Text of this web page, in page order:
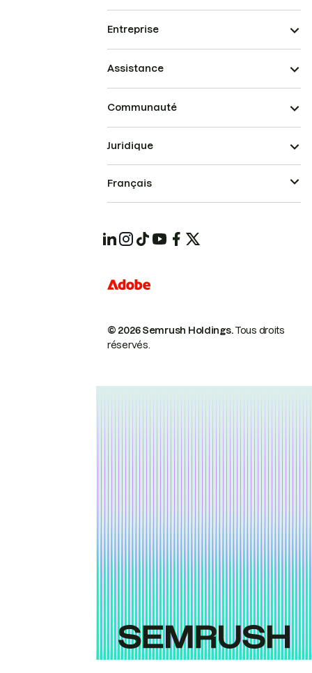
Entreprise
Assistance
Communauté
© 2026 Semrush Holdings.Tous droits
réservés.
Juridique
Français